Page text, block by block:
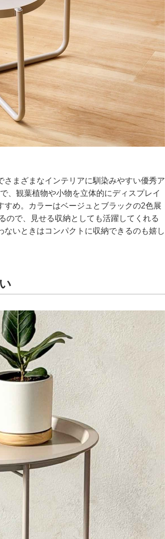
まざまなインテリアに馴染みやすい優秀ア
、観葉植物や小物を立体的にディスプレイ
め。カラーはベージュとブラックの2色展
ので、見せる収納としても活躍してくれる
いときはコンパクトに収納できるのも嬉し